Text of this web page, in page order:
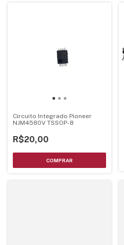
Circuito Integrado Pioneer
NJM4580V TSSOP-8
R$20,00